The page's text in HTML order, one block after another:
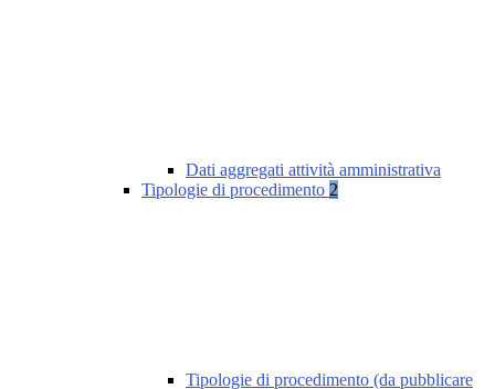
Dati aggregati attività amministrativa
Tipologie di procedimento 2
Tipologie di procedimento (da pubblicare